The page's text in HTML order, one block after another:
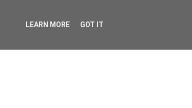
LEARN MORE GOT IT